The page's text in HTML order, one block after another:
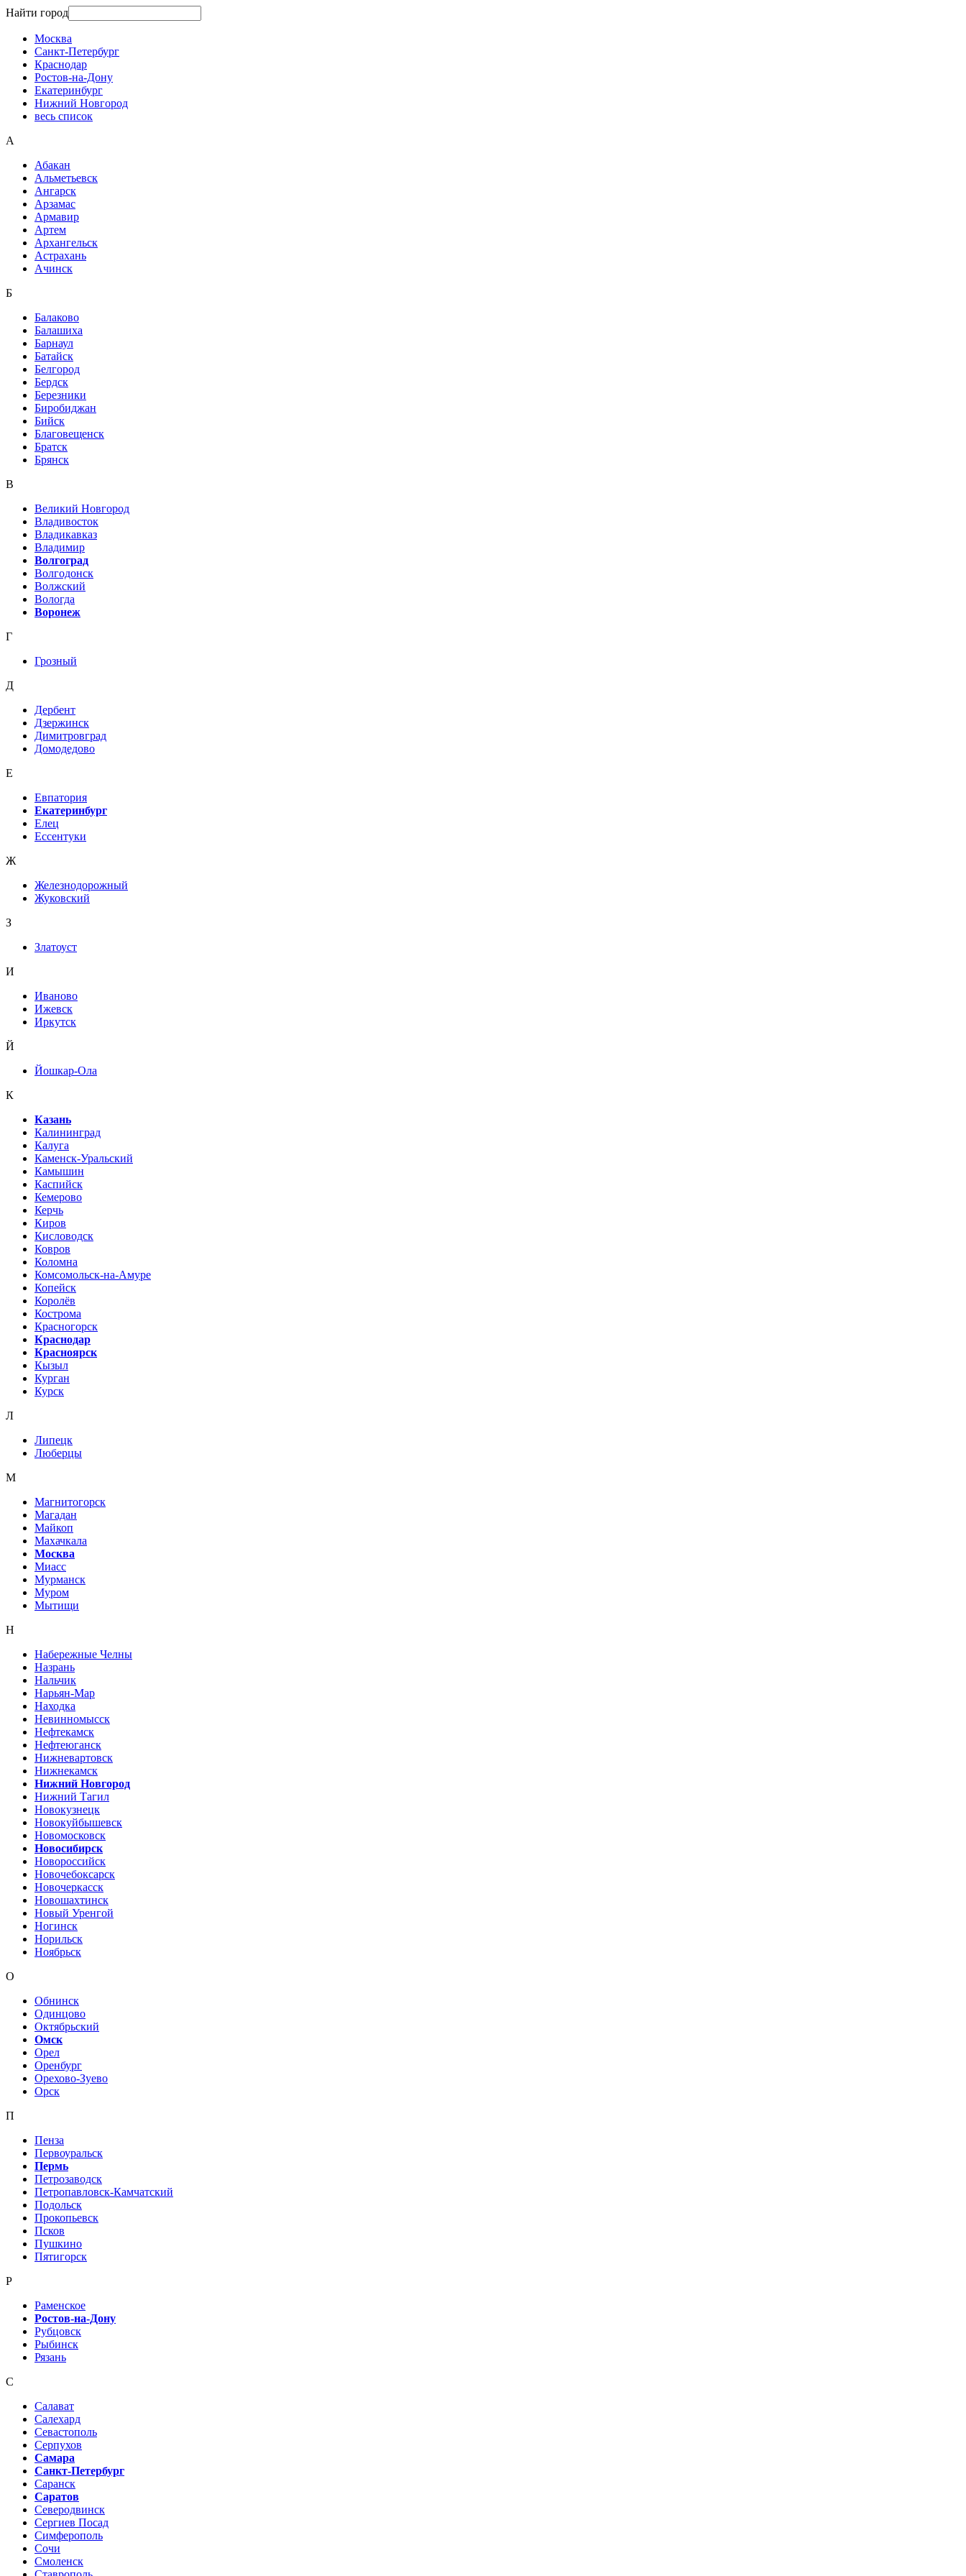
Найти город
Москва
Санкт-Петербург
Краснодар
Ростов-на-Дону
Екатеринбург
Нижний Новгород
весь список
А
Абакан
Альметьевск
Ангарск
Арзамас
Армавир
Артем
Архангельск
Астрахань
Ачинск
Б
Балаково
Балашиха
Барнаул
Батайск
Белгород
Бердск
Березники
Биробиджан
Бийск
Благовещенск
Братск
Брянск
В
Великий Новгород
Владивосток
Владикавказ
Владимир
Волгоград
Волгодонск
Волжский
Вологда
Воронеж
Г
Грозный
Д
Дербент
Дзержинск
Димитровград
Домодедово
Е
Евпатория
Екатеринбург
Елец
Ессентуки
Ж
Железнодорожный
Жуковский
З
Златоуст
И
Иваново
Ижевск
Иркутск
Й
Йошкар-Ола
К
Казань
Калининград
Калуга
Каменск-Уральский
Камышин
Каспийск
Кемерово
Керчь
Киров
Кисловодск
Ковров
Коломна
Комсомольск-на-Амуре
Копейск
Королёв
Кострома
Красногорск
Краснодар
Красноярск
Кызыл
Курган
Курск
Л
Липецк
Люберцы
М
Магнитогорск
Магадан
Майкоп
Махачкала
Москва
Миасс
Мурманск
Муром
Мытищи
Н
Набережные Челны
Назрань
Нальчик
Нарьян-Мар
Находка
Невинномысск
Нефтекамск
Нефтеюганск
Нижневартовск
Нижнекамск
Нижний Новгород
Нижний Тагил
Новокузнецк
Новокуйбышевск
Новомосковск
Новосибирск
Новороссийск
Новочебоксарск
Новочеркасск
Новошахтинск
Новый Уренгой
Ногинск
Норильск
Ноябрьск
О
Обнинск
Одинцово
Октябрьский
Омск
Орел
Оренбург
Орехово-Зуево
Орск
П
Пенза
Первоуральск
Пермь
Петрозаводск
Петропавловск-Камчатский
Подольск
Прокопьевск
Псков
Пушкино
Пятигорск
Р
Раменское
Ростов-на-Дону
Рубцовск
Рыбинск
Рязань
С
Салават
Салехард
Севастополь
Серпухов
Самара
Санкт-Петербург
Саранск
Саратов
Северодвинск
Сергиев Посад
Симферополь
Сочи
Смоленск